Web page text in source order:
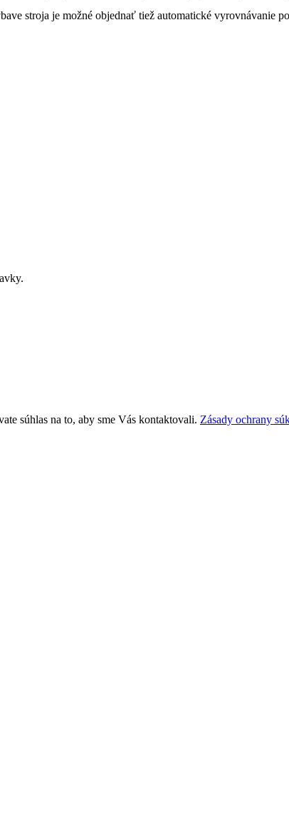
stroja je možné objednať tiež automatické vyrovnávanie
súhlas na to, aby sme Vás kontaktovali. Zásady ochrany